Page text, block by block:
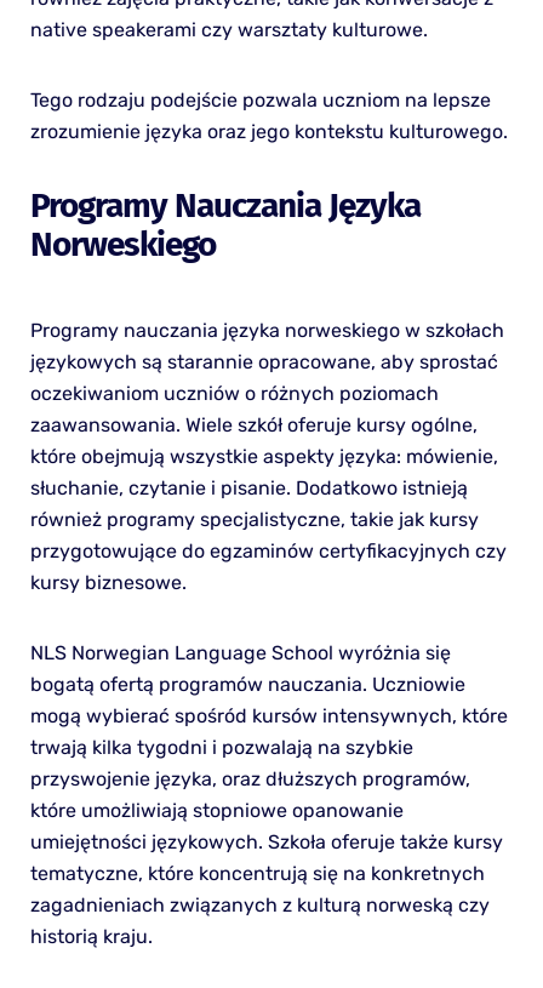
native speakerami czy warsztaty kulturowe.
Tego rodzaju podejście pozwala uczniom na lepsze
zrozumienie języka oraz jego kontekstu kulturowego.
Programy Nauczania Języka
Norweskiego
Programy nauczania języka norweskiego w szkołach
językowych są starannie opracowane, aby sprostać
oczekiwaniom uczniów o różnych poziomach
zaawansowania. Wiele szkół oferuje kursy ogólne,
które obejmują wszystkie aspekty języka: mówienie,
słuchanie, czytanie i pisanie. Dodatkowo istnieją
również programy specjalistyczne, takie jak kursy
przygotowujące do egzaminów certyfikacyjnych czy
kursy biznesowe.
NLS Norwegian Language School wyróżnia się
bogatą ofertą programów nauczania. Uczniowie
mogą wybierać spośród kursów intensywnych, które
trwają kilka tygodni i pozwalają na szybkie
przyswojenie języka, oraz dłuższych programów,
które umożliwiają stopniowe opanowanie
umiejętności językowych. Szkoła oferuje także kursy
tematyczne, które koncentrują się na konkretnych
zagadnieniach związanych z kulturą norweską czy
historią kraju.